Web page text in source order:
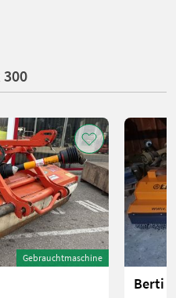
Gebrauchtmaschine
Berti